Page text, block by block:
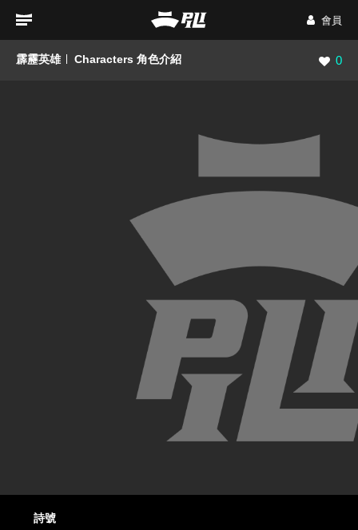
會員
霹靂英雄 Characters 角色介紹 瀏覽
0
詩號